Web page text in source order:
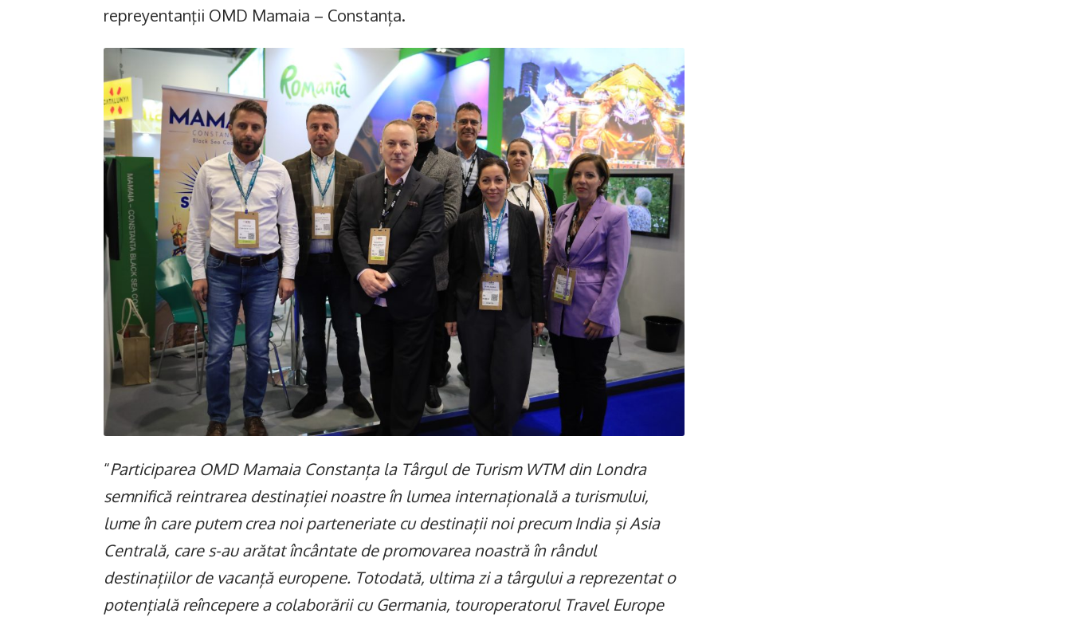
repreyentanţii OMD Mamaia – Constanța.
“Participarea OMD Mamaia Constanța la Târgul de Turism WTM din Londra
semnifică reintrarea destinației noastre în lumea internațională a turismului,
lume în care putem crea noi parteneriate cu destinații noi precum India și Asia
Centrală, care s-au arătat încântate de promovarea noastră în rândul
destinațiilor de vacanță europene. Totodată, ultima zi a târgului a reprezentat o
potențială reîncepere a colaborării cu Germania, touroperatorul Travel Europe